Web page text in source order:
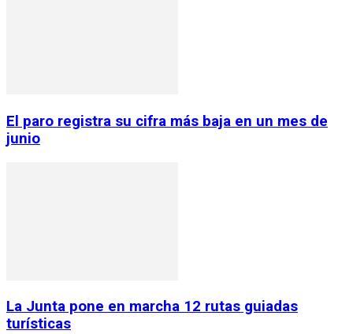
El paro registra su cifra más baja en un mes de
junio
La Junta pone en marcha 12 rutas guiadas
turísticas